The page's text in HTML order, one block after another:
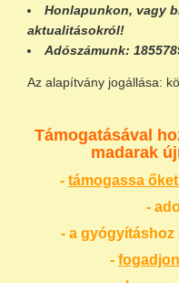
Honlapunkon, vagy
aktualitásokról!
Adószámunk:
Az alapítvány jogállása:
Támogatásával
madarak
- támogassa
-
- a
-